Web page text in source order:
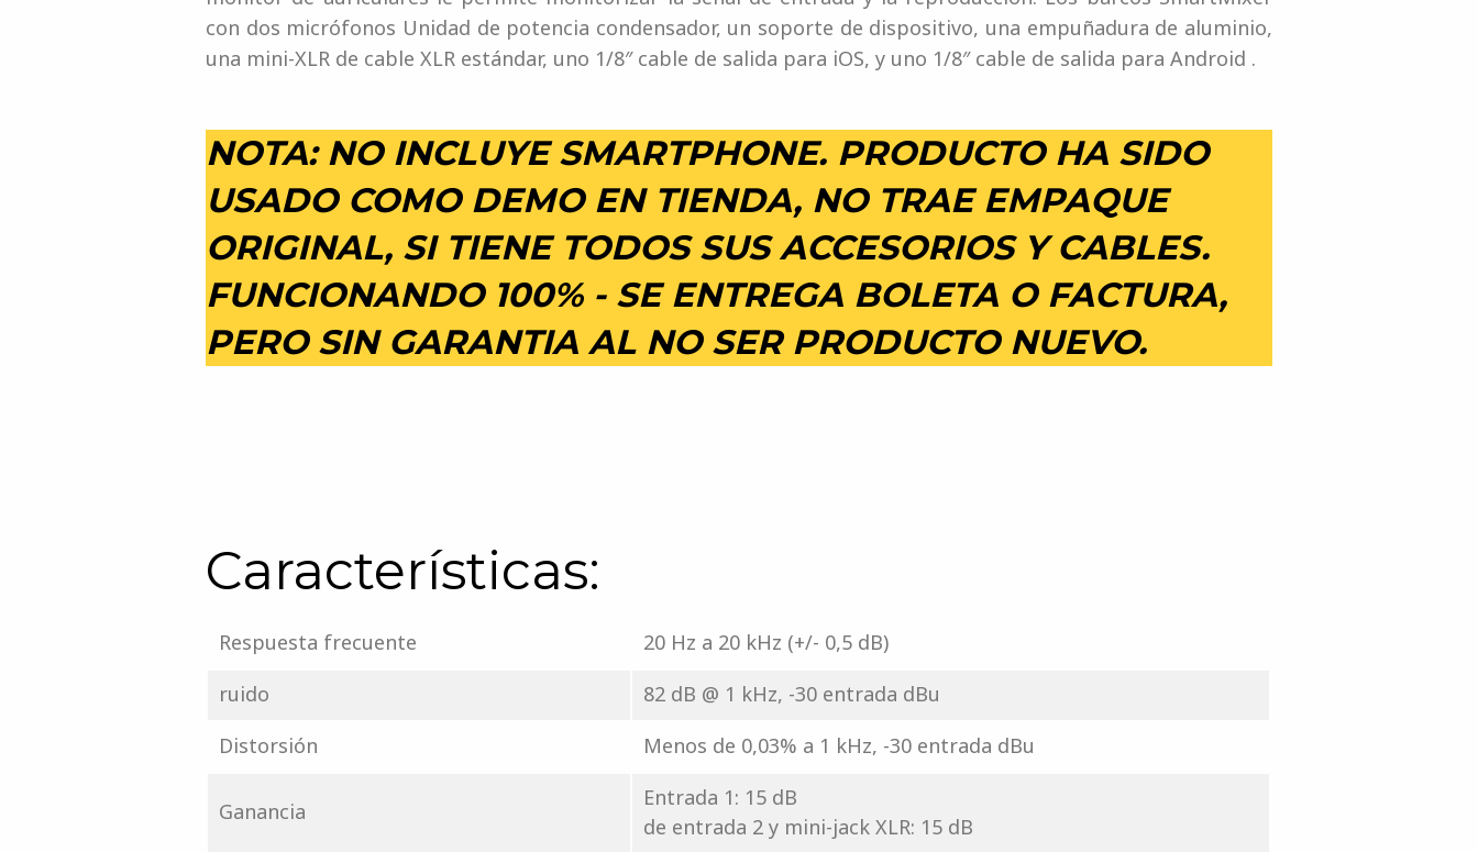
con dos micrófonos Unidad de potencia condensador, un soporte de dispositivo, una empuñadura de aluminio,
una mini-XLR de cable XLR estándar, uno 1/8″ cable de salida para iOS, y uno 1/8″ cable de salida para Android .
NOTA: NO INCLUYE SMARTPHONE. PRODUCTO HA SIDO
USADO COMO DEMO EN TIENDA, NO TRAE EMPAQUE
ORIGINAL, SI TIENE TODOS SUS ACCESORIOS Y CABLES.
FUNCIONANDO 100% - SE ENTREGA BOLETA O FACTURA,
PERO SIN GARANTIA AL NO SER PRODUCTO NUEVO.
Características:
Respuesta frecuente
20 Hz a 20 kHz (+/- 0,5 dB)
ruido
82 dB @ 1 kHz, -30 entrada dBu
Distorsión
Menos de 0,03% a 1 kHz, -30 entrada dBu
Ganancia
Entrada 1: 15 dB
de entrada 2 y mini-jack XLR: 15 dB